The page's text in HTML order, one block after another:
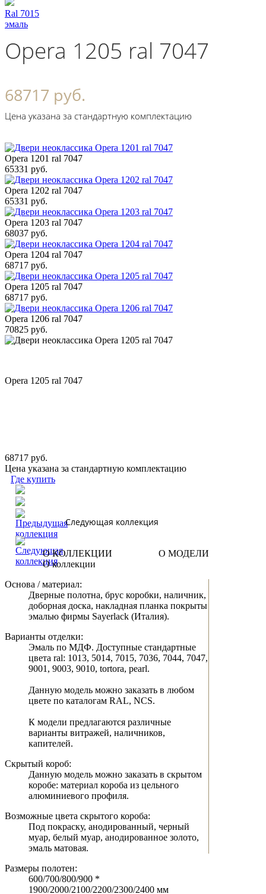
Ral 7015
эмаль
Opera 1205 ral 7047
68717 руб.
Цена указана за стандартную комплектацию
Opera 1201 ral 7047
65331 руб.
Opera 1202 ral 7047
65331 руб.
Opera 1203 ral 7047
68037 руб.
Opera 1204 ral 7047
68717 руб.
Opera 1205 ral 7047
68717 руб.
Opera 1206 ral 7047
70825 руб.
Opera 1205 ral 7047
68717 руб.
Цена указана за стандартную комплектацию
Где купить
Следующая коллекция
О КОЛЛЕКЦИИ
О МОДЕЛИ
О коллекции
Основа / материал:
Дверные полотна, брус коробки, наличник,
доборная доска, накладная планка покрыты
эмалью фирмы Sayerlack (Италия).
Варианты отделки:
Эмаль по МДФ. Доступные стандартные
цвета ral: 1013, 5014, 7015, 7036, 7044, 7047,
9001, 9003, 9010, tortora, pearl.
Данную модель можно заказать в любом
цвете по каталогам RAL, NCS.
К модели предлагаются различные
варианты витражей, наличников,
капителей.
Скрытый короб:
Данную модель можно заказать в скрытом
коробе: материал короба из цельного
алюминиевого профиля.
Возможные цвета скрытого короба:
Под покраску, анодированный, черный
муар, белый муар, анодированное золото,
эмаль матовая.
Размеры полотен:
600/700/800/900 *
1900/2000/2100/2200/2300/2400 мм